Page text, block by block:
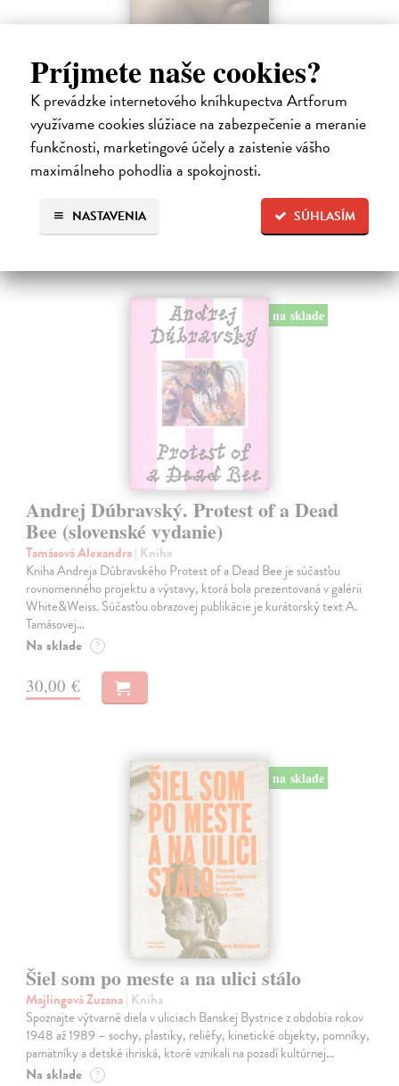
Príjmete naše cookies?
K prevádzke internetového kníhkupectva Artforum
využívame cookies slúžiace na zabezpečenie a meranie
funkčnosti, marketingové účely a zaistenie vášho
maximálneho pohodlia a spokojnosti.
SÚHLASÍM
NASTAVENIA
Posledná večera Leonarda z Vinci
Lajda Stano| Kniha
Stano Lajda je súčasný slovenský maliar, ktorý niekoľko rokov
systematicky pracoval na rekonštrukcii ikonickej Poslednej večere,
čo ho inšpirovalo k napísaniu tejto knihy. Odkrýva pred nami silné i
slabé…
Na sklade ?
39,90 € ?
na sklade
Andrej Dúbravský. Protest of a Dead
Bee (slovenské vydanie)
Tamásová Alexandra| Kniha
Kniha Andreja Dúbravského Protest of a Dead Bee je súčasťou
rovnomenného projektu a výstavy, ktorá bola prezentovaná v galérii
White&Weiss. Súčasťou obrazovej publikácie je kurátorský text A.
Tamásovej…
Na sklade ?
30,00 €
na sklade
Šiel som po meste a na ulici stálo
Majlingová Zuzana| Kniha
Spoznajte výtvarné diela v uliciach Banskej Bystrice z obdobia rokov
1948 až 1989 – sochy, plastiky, reliéfy, kinetické objekty, pomníky,
pamätníky a detské ihriská, ktoré vznikali na pozadí kultúrnej…
Na sklade ?